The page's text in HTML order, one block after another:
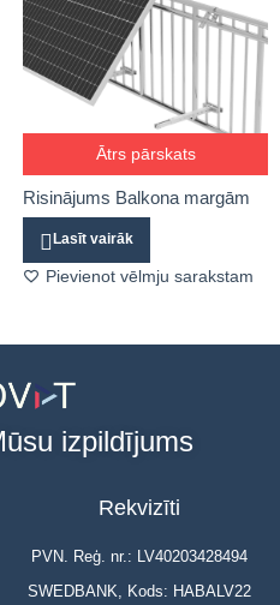
Ātrs pārskats
Risinājums Balkona margām
Lasīt vairāk
Pievienot vēlmju sarakstam
izpildījums
Rekvizīti
PVN. Reģ. nr.: LV40203428494
SWEDBANK, Kods: HABALV22